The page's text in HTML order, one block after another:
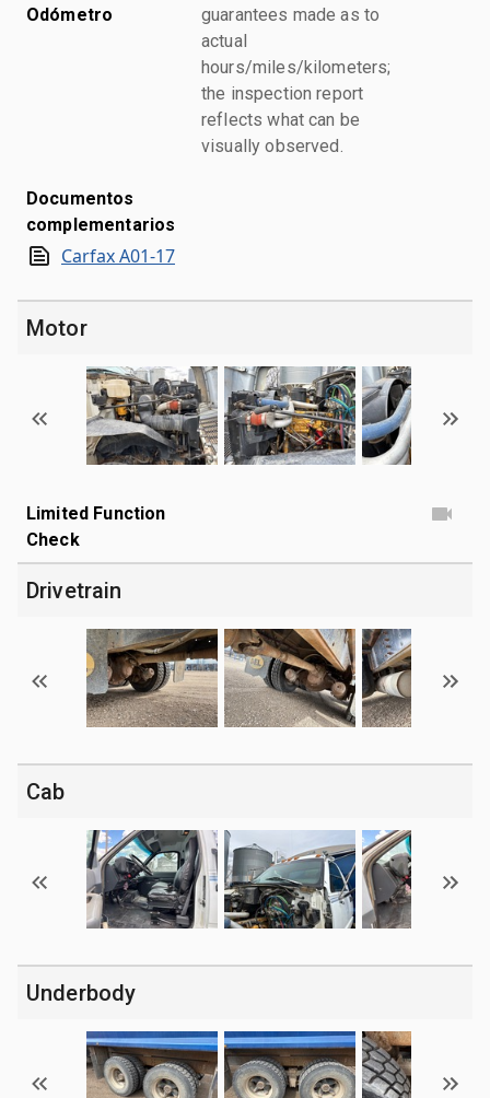
Odómetro
guarantees made as to
actual
hours/miles/kilometers;
the inspection report
reflects what can be
visually observed.
Documentos
complementarios
Carfax A01-17
Motor
Limited Function
Check
Drivetrain
Cab
Underbody